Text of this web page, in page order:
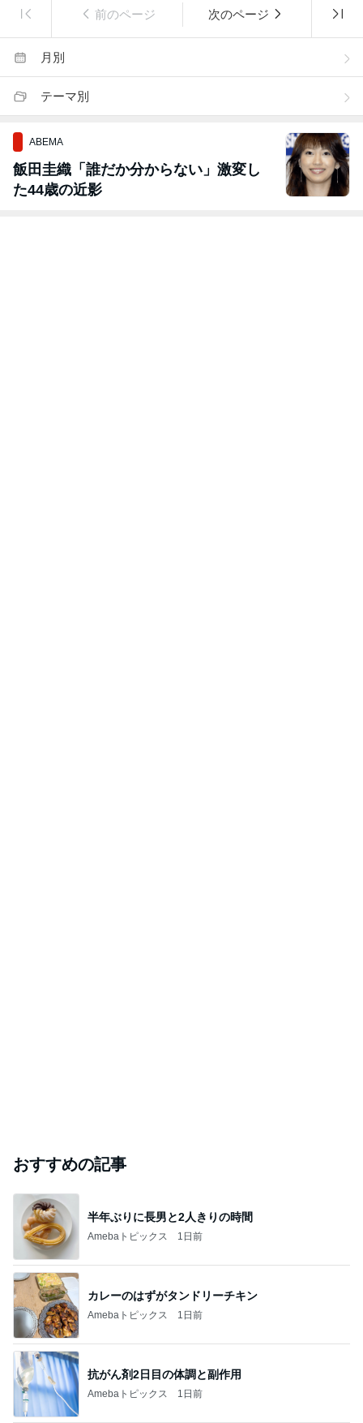
前のページ 次のページ
月別
テーマ別
ABEMA
飯田圭織「誰だか分からない」激変し
た44歳の近影
おすすめの記事
半年ぶりに長男と2人きりの時間
Amebaトピックス 1日前
カレーのはずがタンドリーチキン
Amebaトピックス 1日前
抗がん剤2日目の体調と副作用
Amebaトピックス 1日前